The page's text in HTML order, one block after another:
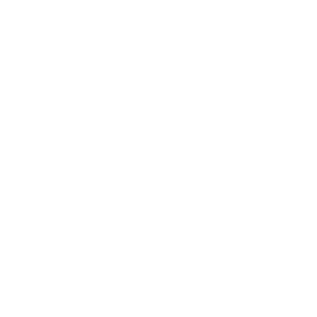
sát cơ động, Bộ Công an.
ủy Bộ Tư lệnh Cảnh sát cơ động, Bộ
nhiệm Ủy ban Kiểm tra Đảng ủy, Phó
sát cơ động, Bộ Công an.
Ủy ban Kiểm tra Đảng ủy, Phó Chính
Lắk nhiệm kỳ 2015-2020; Bí thư Đảng
Nai nhiệm kỳ 2015-2020, 2020-2025;
an tỉnh Đồng Nai; Đại biểu Quốc hội